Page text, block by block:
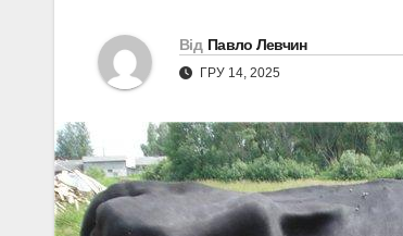
Від Павло Левчин
ГРУ 14, 2025